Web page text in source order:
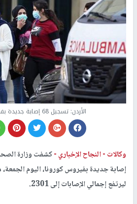
الأردن: تسجيل 68 إصابة جديدة بفيروس كورونا
وكالات -النجاح الإخباري -
ليرتفع إجمالي الإصابات إلى 2301.